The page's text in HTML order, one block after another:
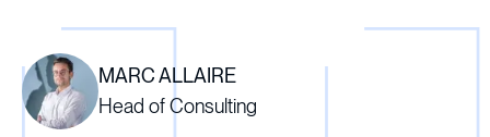
MARC ALLAIRE
Head of Consulting